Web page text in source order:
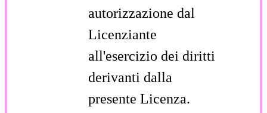
autorizzazione dal
Licenziante
all'esercizio dei diritti
derivanti dalla
presente Licenza.